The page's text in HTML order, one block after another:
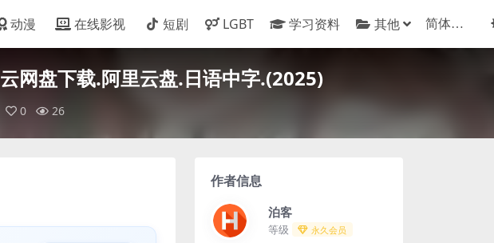
动漫 在线影视 短剧 LGBT 学习资料 其他
网盘下载.阿里云盘.日语中字.(2025)
0 26
作者信息
泊客
等级 永久会员